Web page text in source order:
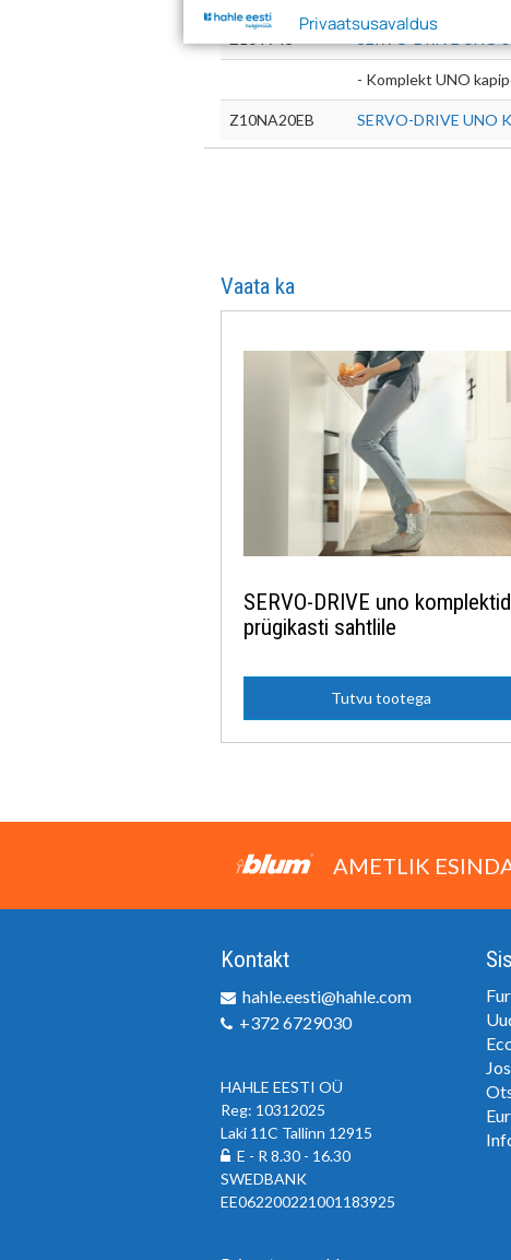
- Komplekt UNO
Z10NA20EB SERVO-DRIVE UNO
Vaata ka
SERVO-DRIVE uno
prügikasti sahtlile
Tutvu tootega
AMETLIK
Kontakt
hahle.eesti@hahle.com
+372 6729030
HAHLE EESTI OÜ
Reg: 10312025
Laki 11C Tallinn 12915
E - R 8.30 - 16.30
SWEDBANK
EE062200221001183925
Privaatsusavaldus